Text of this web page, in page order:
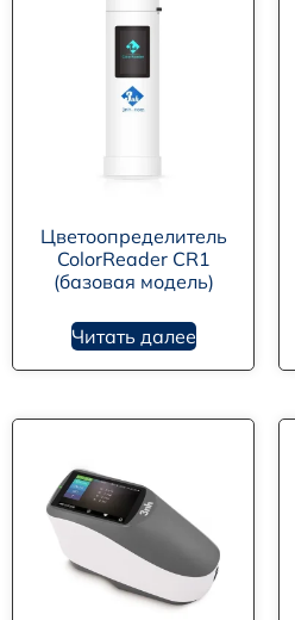
Цветоопределитель
ColorReader CR1
(базовая модель)
Читать далее